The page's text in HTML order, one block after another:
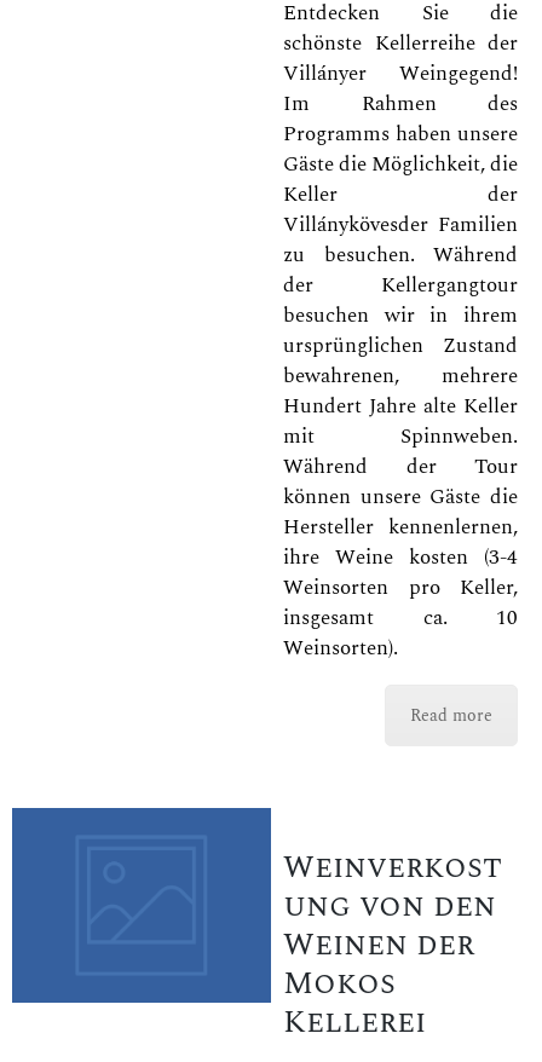
Entdecken Sie die
schönste Kellerreihe der
Villányer Weingegend!
Im Rahmen des
Programms haben unsere
Gäste die Möglichkeit, die
Keller der
Villánykövesder Familien
zu besuchen. Während
der Kellergangtour
besuchen wir in ihrem
ursprünglichen Zustand
bewahrenen, mehrere
Hundert Jahre alte Keller
mit Spinnweben.
Während der Tour
können unsere Gäste die
Hersteller kennenlernen,
ihre Weine kosten (3-4
Weinsorten pro Keller,
insgesamt ca. 10
Weinsorten).
Read more
Weinverkost
ung von den
Weinen der
Mokos
Kellerei